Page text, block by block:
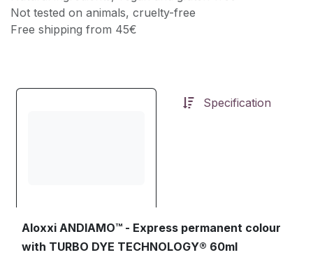
Not tested on animals, cruelty-free
Free shipping from 45€
Specification
Aloxxi ANDIAMO™ - Express permanent colour
with TURBO DYE TECHNOLOGY® 60ml